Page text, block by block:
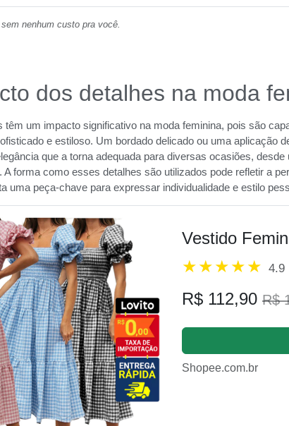
nenhum custo pra você.
dos detalhes na moda
um impacto significativo na moda feminina, pois são
e estiloso. Um bordado delicado ou uma aplicação
que a torna adequada para diversas ocasiões,
forma como esses detalhes são utilizados pode refletir a
uma peça-chave para expressar individualidade e estilo
Vestido
4.9
R$ 112,90 R$
Shopee.com.br